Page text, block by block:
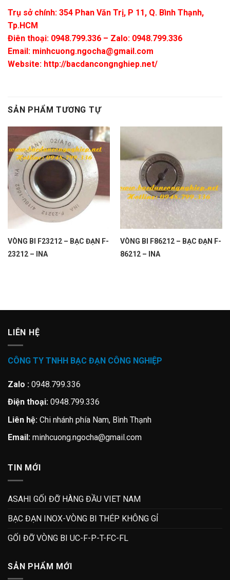
Trụ sở chính: 354 Phan Văn Trị, P 11, Q. Bình Thạnh,
Tp.HCM
Điên thoại: 0948.799.336 – Zalo: 0948.799.336
Email: minhcuong.ngocha@gmail.com
Website: http://bacdancongnghiep.net/
SẢN PHẨM TƯƠNG TỰ
VÒNG BI F23212 – BẠC ĐẠN F-
23212 – INA
VÒNG BI F86212 – BẠC ĐẠN F-
86212 – INA
LIÊN HỆ
CÔNG TY TNHH BẠC ĐẠN CÔNG NGHIỆP
Zalo : 0948.799.336
Điện thoại: 0948.799.336
Liên hệ: Chi nhánh phía Nam, Bình Thạnh
Email: minhcuong.ngocha@gmail.com
TIN MỚI
ASAHI GỐI ĐỠ HÀNG ĐẦU VIET NAM
BẠC ĐẠN INOX-VÒNG BI THÉP KHÔNG GỈ
GỐI ĐỠ VÒNG BI UC-F-P-T-FC-FL
SẢN PHẨM MỚI